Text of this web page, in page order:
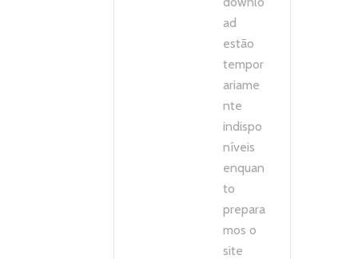
ad
estão
tempor
ariame
nte
indispo
níveis
enquan
to
prepara
mos o
site